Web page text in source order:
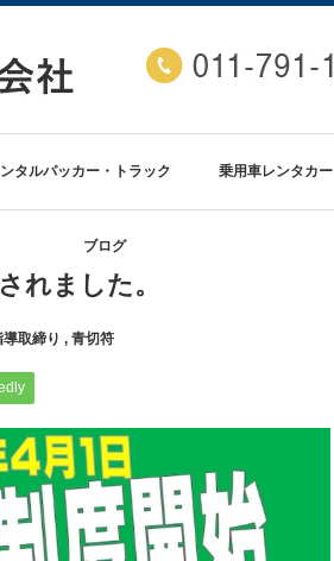
タルパッカー・トラック 乗用車レンタカー
ブログ
れました。
取締り , 青切符